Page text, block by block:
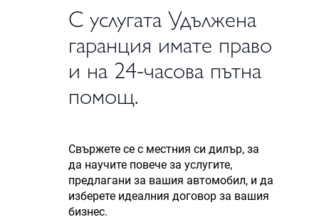
С услугата Удължена
гаранция имате право
и на 24-часова пътна
помощ.
Свържете се с местния си дилър, за
да научите повече за услугите,
предлагани за вашия автомобил, и да
изберете идеалния договор за вашия
бизнес.